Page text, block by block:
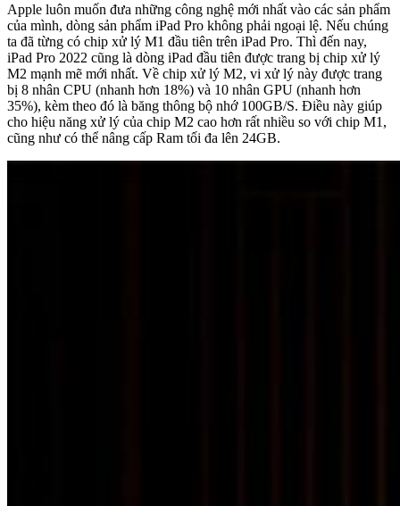
Apple luôn muốn đưa những công nghệ mới nhất vào các sản phẩm
của mình, dòng sản phẩm iPad Pro không phải ngoại lệ. Nếu chúng
ta đã từng có chip xử lý M1 đầu tiên trên iPad Pro. Thì đến nay,
iPad Pro 2022 cũng là dòng iPad đầu tiên được trang bị chip xử lý
M2 mạnh mẽ mới nhất. Về chip xử lý M2, vi xử lý này được trang
bị 8 nhân CPU (nhanh hơn 18%) và 10 nhân GPU (nhanh hơn
35%), kèm theo đó là băng thông bộ nhớ 100GB/S. Điều này giúp
cho hiệu năng xử lý của chip M2 cao hơn rất nhiều so với chip M1,
cũng như có thể nâng cấp Ram tối đa lên 24GB.